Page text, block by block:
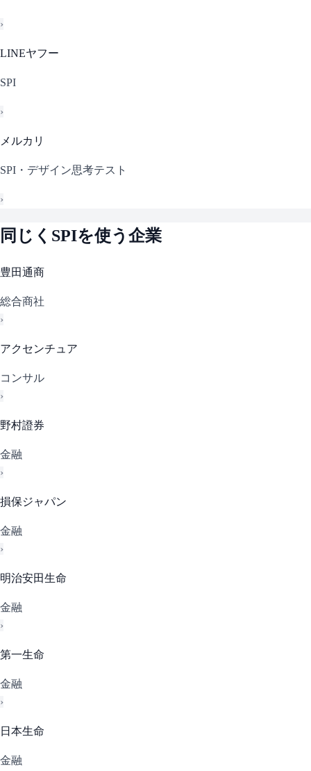
›
LINEヤフー
SPI
›
メルカリ
SPI・デザイン思考テスト
›
同じく SPIを使う企業
豊田通商
総合商社
›
アクセンチュア
コンサル
›
野村證券
金融
›
損保ジャパン
金融
›
明治安田生命
金融
›
第一生命
金融
›
日本生命
金融